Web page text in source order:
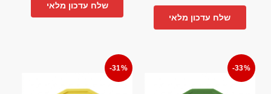
שלח עדכון מלאי
שלח עדכון מלאי
-33%
-31%